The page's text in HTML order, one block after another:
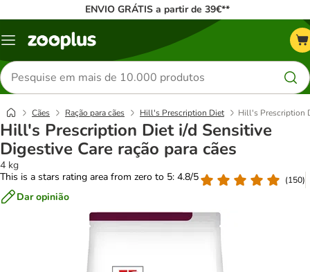
ENVIO GRÁTIS a partir de 39€**
Menu
Pesquisar
produtos
Cães Ração para cães Hill's Prescription Diet Hill's Prescription
Hill's Prescription Diet i/d Sensitive
Digestive Care ração para cães
4 kg
This is a stars rating area from zero to 5: 4.8/5
(150)
Dar opinião